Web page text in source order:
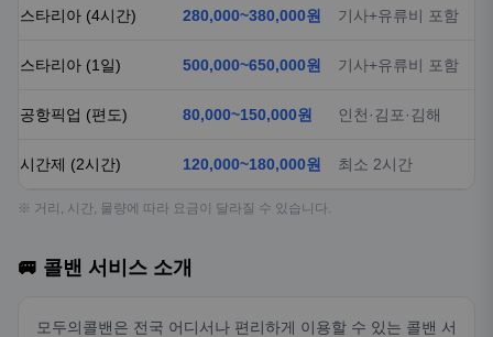
스타리아 (4시간) 280,000~380,000원 기사+유류비 포함
스타리아 (1일) 500,000~650,000원 기사+유류비 포함
공항픽업 (편도) 80,000~150,000원 인천·김포·김해
시간제 (2시간) 120,000~180,000원 최소 2시간
※ 거리, 시간, 물량에 따라 요금이 달라질 수 있습니다.
🚐 콜밴 서비스 소개
모두의콜밴은 전국 어디서나 편리하게 이용할 수 있는 콜밴 서